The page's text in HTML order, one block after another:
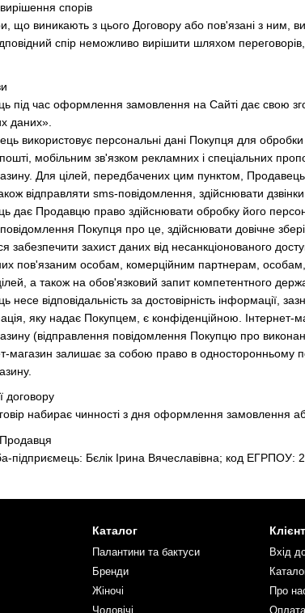
спорів
що виникають з цього Договору або пов'язані з ним,
спір неможливо вирішити шляхом
під час оформлення замовлення на Сайті дає свою
даних».
використовує персональні дані Покупця для
мобільним зв'язком рекламних і спеціальних
Для цілей, передбачених цим пунктом,
відправляти sms-повідомлення, здійснювати
дає Продавцю право здійснювати обробку його
Покупця про це, здійснювати довічне
забезпечити захист даних від несанкціонованого
пов'язаним особам, комерційним партнерам,
а також на обов'язковий запит компетентного
несе відповідальність за достовірність інформації,
яку надає Покупцем, є конфіденційною. Інтернет-
(відправлення повідомлення Покупцю про
магазин залишає за собою право в односторонньому
договору
набирає чинності з дня оформлення замовлення
Продавця
підприємець: Бєлік Ірина Вячеславівна; код
Каталог
Палантини та бактуси
Бренди
Жіночі
Чоловічі
Вхід
Про